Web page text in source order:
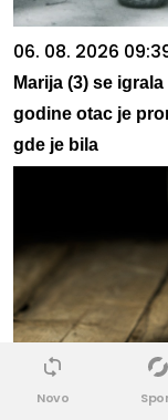
06. 08. 2026
Marija (3) se
godine otac je
gde je bila
06. 08. 2026 19:00
Novo